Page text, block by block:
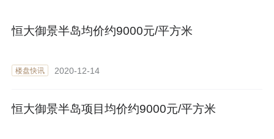
恒大御景半岛均价约9000元/平方米
楼盘快讯 2020-12-14
恒大御景半岛项目均价约9000元/平方米